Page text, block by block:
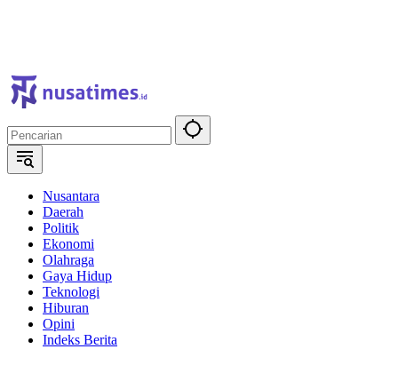
Nusantara
Daerah
Politik
Ekonomi
Olahraga
Gaya Hidup
Teknologi
Hiburan
Opini
Indeks Berita